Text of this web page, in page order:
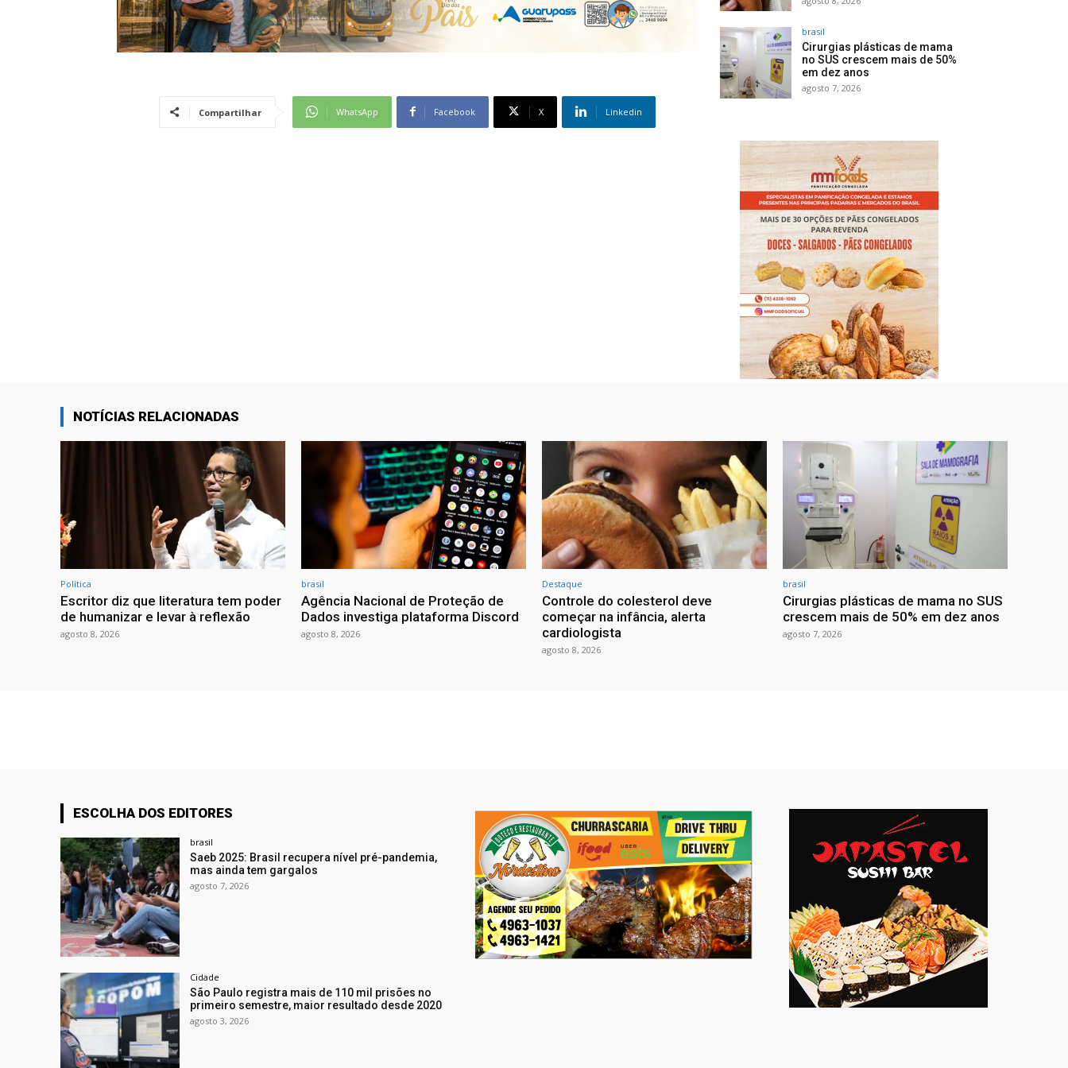
Compartilhar WhatsApp Facebook X Linkedin
brasil
Cirurgias plásticas de mama
no SUS crescem mais de 50%
em dez anos
agosto 7, 2026
NOTÍCIAS RELACIONADAS
Política
Escritor diz que literatura tem poder
de humanizar e levar à reflexão
agosto 8, 2026
brasil
Agência Nacional de Proteção de
Dados investiga plataforma Discord
agosto 8, 2026
Destaque
Controle do colesterol deve
começar na infância, alerta
cardiologista
agosto 8, 2026
brasil
Cirurgias plásticas de mama no SUS
crescem mais de 50% em dez anos
agosto 7, 2026
ESCOLHA DOS EDITORES
brasil
Saeb 2025: Brasil recupera nível pré-pandemia,
mas ainda tem gargalos
agosto 7, 2026
Cidade
São Paulo registra mais de 110 mil prisões no
primeiro semestre, maior resultado desde 2020
agosto 3, 2026